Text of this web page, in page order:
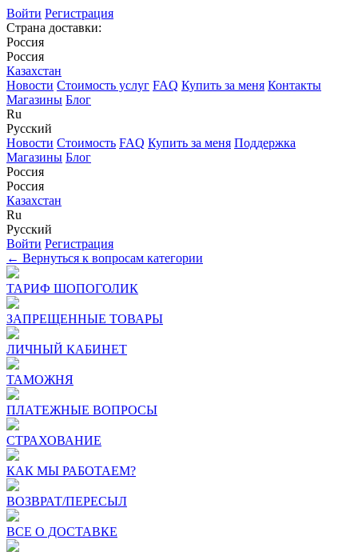
Войти Регистрация
Страна доставки:
Россия
Россия
Казахстан
Новости Стоимость услуг FAQ Купить за меня Контакты
Магазины Блог
Ru
Русский
Новости Стоимость FAQ Купить за меня Поддержка
Магазины Блог
Россия
Россия
Казахстан
Ru
Русский
Войти Регистрация
← Вернуться к вопросам категории
ТАРИФ ШОПОГОЛИК
ЗАПРЕЩЕННЫЕ ТОВАРЫ
ЛИЧНЫЙ КАБИНЕТ
ТАМОЖНЯ
ПЛАТЕЖНЫЕ ВОПРОСЫ
СТРАХОВАНИЕ
КАК МЫ РАБОТАЕМ?
ВОЗВРАТ/ПЕРЕСЫЛ
ВСЕ О ДОСТАВКЕ